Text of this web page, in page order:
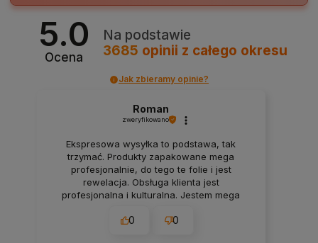
5.0
Ocena
Na podstawie
3685 opinii z całego okresu
Jak zbieramy opinie?
Roman
zweryfikowano
Ekspresowa wysyłka to podstawa, tak
trzymać. Produkty zapakowane mega
profesjonalnie, do tego te folie i jest
rewelacja. Obsługa klienta jest
profesjonalna i kulturalna. Jestem mega
0 0